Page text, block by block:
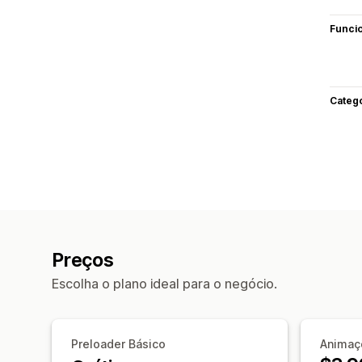
Preços
Escolha o plano ideal para o negócio.
Preloader Básico